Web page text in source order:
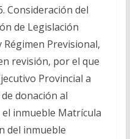
Consideración del
de Legislación
Previsional,
revisión, por el que
Provincial a
donación al
inmueble Matrícula
del inmueble